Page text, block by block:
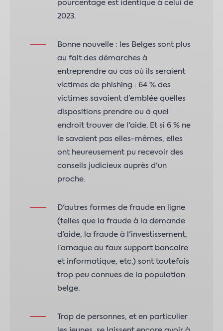
pourcentage est identique à celui de
2023.
Bonne nouvelle : les Belges sont plus
au fait des démarches à
entreprendre au cas où ils seraient
victimes de phishing : 64 % des
victimes savaient d’emblée quelles
dispositions prendre ou à quel
endroit trouver de l'aide. Et si 6 % ne
le savaient pas elles-mêmes, elles
ont heureusement pu recevoir des
conseils judicieux auprès d'un
proche.
D'autres formes de fraude en ligne
(telles que la fraude à la demande
d'aide, la fraude à l'investissement,
l’arnaque au faux support bancaire
et informatique, etc.) sont toutefois
trop peu connues de la population
belge.
Trop de personnes, et en particulier